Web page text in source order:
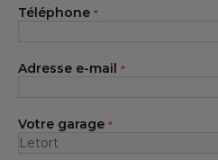
Nos Promotions
Nos prestations
Téléphone *
Adresse e-mail *
Votre garage *